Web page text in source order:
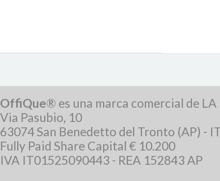
OffiQue® es una marca comercial de
Via Pasubio, 10
63074 San Benedetto del Tronto (AP) -
Fully Paid Share Capital € 10.200
IVA IT01525090443 - REA 152843 AP